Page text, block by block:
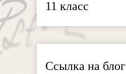
11 класс
Ссылка на блог